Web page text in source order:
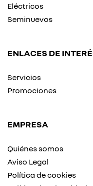
Eléctricos
Seminuevos
ENLACES DE
Servicios
Promociones
EMPRESA
Quiénes somos
Aviso Legal
Política de cookies